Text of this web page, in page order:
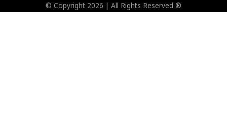
© Copyright 2026 | All Rights Reserved ®